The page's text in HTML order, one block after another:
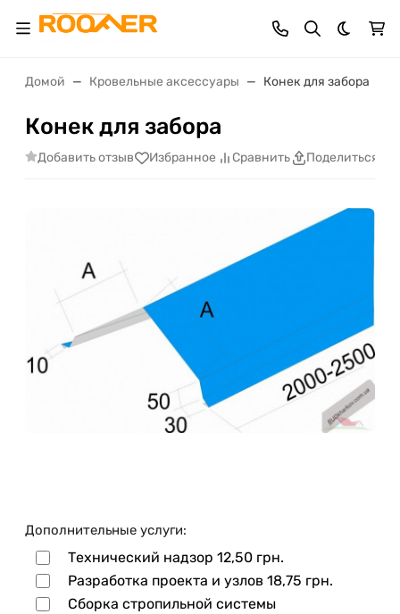
Темная
Домой Кровельные аксессуары Конек для забора
Конек для забора
Добавить отзыв Избранное Сравнить Поделиться
Дополнительные услуги:
Технический надзор 12,50 грн.
Разработка проекта и узлов 18,75 грн.
Сборка стропильной системы